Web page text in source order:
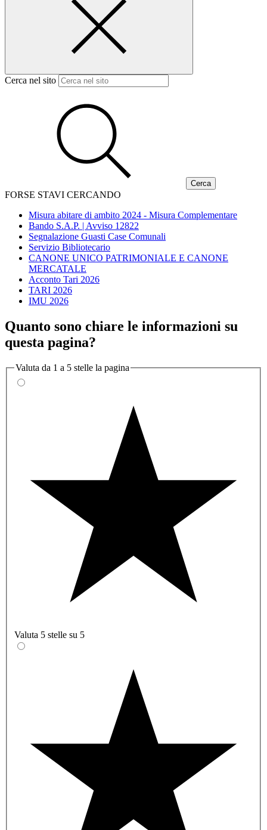
Cerca nel sito
FORSE STAVI CERCANDO
Misura abitare di ambito 2024 - Misura Complementare
Bando S.A.P. | Avviso 12822
Segnalazione Guasti Case Comunali
Servizio Bibliotecario
CANONE UNICO PATRIMONIALE E CANONE
MERCATALE
Acconto Tari 2026
TARI 2026
IMU 2026
Quanto sono chiare le informazioni su
questa pagina?
Valuta da 1 a 5 stelle la pagina
Valuta 5 stelle su 5